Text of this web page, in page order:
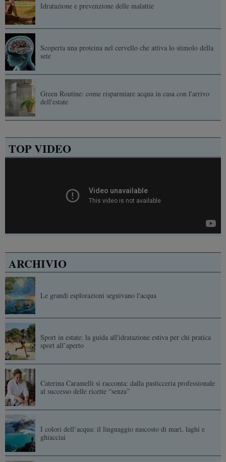
Idratazione e prevenzione delle malattie
Scoperta una proteina nel cervello che attiva lo stimolo della
sete
Green Routine: come risparmiare acqua in casa con l'arrivo
dell'estate
TOP VIDEO
ARCHIVIO
Le grandi esplorazioni seguivano l'acqua
Sport in estate: la guida all'idratazione estiva per chi pratica
sport all’aperto
Caterina Caramelli si racconta: dalla pasticceria professionale
al successo delle ricette “senza”
I colori dell’acqua: il linguaggio nascosto di mari, laghi e
ghiacciai